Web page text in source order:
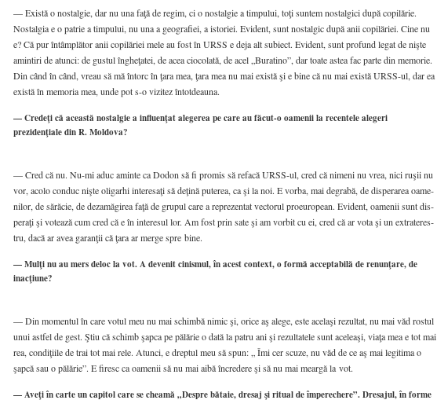
— Exis­tă o nos­tal­gie, dar nu una faţă de regim, ci o nos­tal­gie a tim­pu­lui, toţi sun­tem nos­tal­gi­ci după copi­lă­rie.
Nos­tal­gia e o patrie a tim­pu­lui, nu una a geo­gra­fi­ei, a isto­ri­ei. Evi­dent, sunt nos­tal­gic după anii copi­lă­ri­ei. Cine nu
e? Că pur întâm­plă­tor anii copi­lă­ri­ei mele au fost în URSS e deja alt subiect. Evi­dent, sunt pro­fund legat de niş­te
amin­ti­ri de atun­ci: de gus­tul îngheţa­tei, de acea cio­co­la­tă, de acel „Bura­ti­no”, dar toa­te astea fac par­te din memo­rie.
Din când în când, vreau să mă întorc în ţara mea, ţara mea nu mai exis­tă şi e bine că nu mai exis­tă URSS-ul, dar ea
exis­tă în memo­ria mea, unde pot s-o vizi­tez întot­dea­u­na.
— Credeţi că această nostalgie a influenţat alegerea pe care au făcut-o oamenii la recentele alegeri
prezidenţiale din R. Moldova?
— Cred că nu. Nu-mi aduc amin­te ca Dodon să fi pro­mis să refa­că URSS-ul, cred că nime­ni nu vrea, nici ruşii nu
vor, aco­lo con­duc niş­te oli­gar­hi inte­re­sa­ţi să deţi­nă pute­rea, ca şi la noi. E vor­ba, mai degra­bă, de dis­pe­ra­rea oame­
ni­lor, de sără­cie, de dez­a­mă­gi­rea faţă de gru­pul care a repre­zen­tat vec­to­rul pro­e­u­ro­pean. Evi­dent, oame­nii sunt dis­
pe­ra­ţi şi votea­ză cum cred că e în inte­re­sul lor. Am fost prin sate şi am vor­bit cu ei, cred că ar vota şi un extra­te­res­
tru, dacă ar avea garanţii că ţara ar mer­ge spre bine.
— Mulţi nu au mers deloc la vot. A devenit cinismul, în acest context, o formă acceptabilă de renunţare, de
inacţiune?
— Din momen­tul în care votul meu nu mai schim­bă nimic şi, ori­ce aş ale­ge, este ace­la­şi rezul­tat, nu mai văd ros­tul
unui ast­fel de gest. Ştiu că schimb şap­ca pe pălă­rie o dată la patru ani şi rezul­ta­te­le sunt ace­lea­şi, via­ţa mea e tot mai
rea, con­di­ţi­i­le de trai tot mai rele. Atun­ci, e drep­tul meu să spun: „ Îmi cer scu­ze, nu văd de ce aş mai legi­ti­ma o
şap­că sau o pălă­rie”. E firesc ca oame­nii să nu mai aibă încre­de­re şi să nu mai mear­gă la vot.
— Aveţi în carte un capitol care se cheamă „Despre bătaie, dresaj şi ritual de împerechere”. Dresajul, în forme